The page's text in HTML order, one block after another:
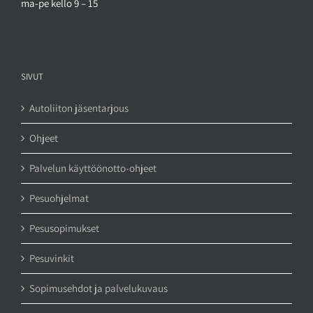
ma-pe kello 9 – 15
SIVUT
Autoliiton jäsentarjous
Ohjeet
Palvelun käyttöönotto-ohjeet
Pesuohjelmat
Pesusopimukset
Pesuvinkit
Sopimusehdot ja palvelukuvaus